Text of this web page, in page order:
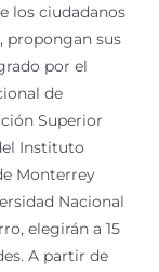
los ciudadanos
propongan sus
por el
de
Superior
Instituto
Monterrey
Nacional
elegirán a 15
A partir de